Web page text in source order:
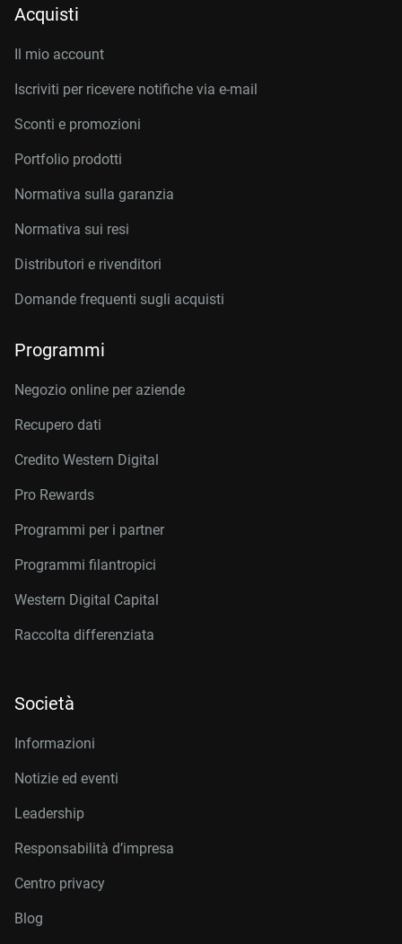
Acquisti
Il mio account
Iscriviti per ricevere notifiche via e-mail
Sconti e promozioni
Portfolio prodotti
Normativa sulla garanzia
Normativa sui resi
Distributori e rivenditori
Domande frequenti sugli acquisti
Programmi
Negozio online per aziende
Recupero dati
Credito Western Digital
Pro Rewards
Programmi per i partner
Programmi filantropici
Western Digital Capital
Raccolta differenziata
Società
Informazioni
Notizie ed eventi
Leadership
Responsabilità d’impresa
Centro privacy
Blog